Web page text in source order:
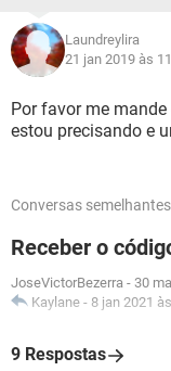
Laundreylira
21 jan 2019 às
Por favor me
estou precisando e
Conversas semelhantes
Receber o
JoseVictorBezerra - 30
Kaylane - 8 jan 2021
9 Respostas